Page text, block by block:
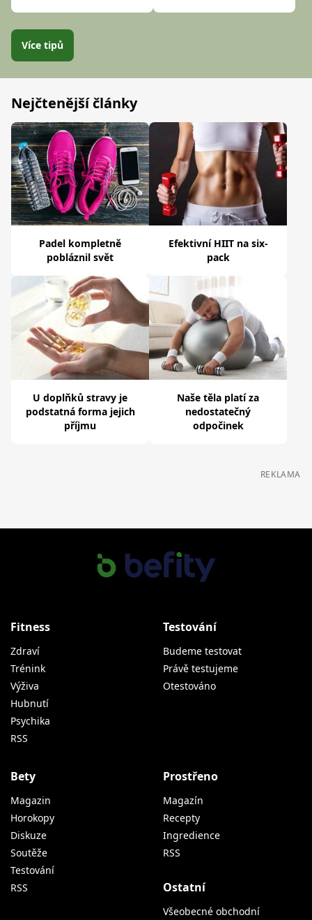
Více tipů
Nejčtenější články
Padel kompletně
pobláznil svět
Efektivní HIIT na six-
pack
U doplňků stravy je
podstatná forma jejich
příjmu
Naše těla platí za
nedostatečný
odpočinek
REKLAMA
Fitness
Zdraví
Trénink
Výživa
Hubnutí
Psychika
RSS
Testování
Budeme testovat
Právě testujeme
Otestováno
Bety
Magazin
Horokopy
Diskuze
Soutěže
Testování
RSS
Prostřeno
Magazín
Recepty
Ingredience
RSS
Ostatní
Všeobecné obchodní